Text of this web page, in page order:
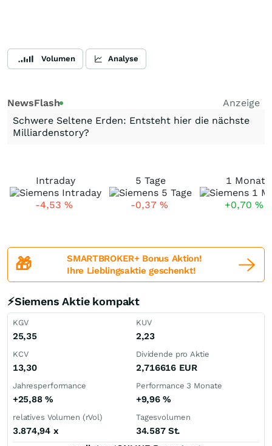
Volumen Analyse
NewsFlash
Anzeige
Schwere Seltene Erden: Entsteht hier die nächste
Milliardenstory?
Intraday
-4,53 %
5 Tage
-0,37 %
1 Monat
+0,70 %
🎁
SMARTBROKER+ Bonus Aktion!
Ihre Lieblingsaktie geschenkt!
⚡Siemens Aktie kompakt
KGV
25,35
KUV
2,23
KCV
13,30
Dividende pro Aktie
2,716616 EUR
Jahresperformance
+25,88 %
Performance 3 Monate
+9,96%
relatives Volumen (rVol)
3.874,94 x
Tagesvolumen
34.587 St.